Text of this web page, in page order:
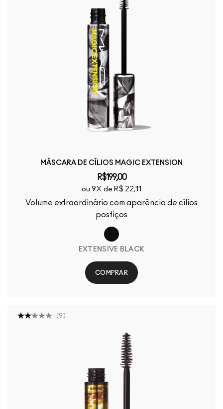
MÁSCARA DE CÍLIOS MAGIC EXTENSION
R$199,00
ou 9X de R$ 22,11
Volume extraordinário com aparência de cílios
postiços
EXTENSIVE BLACK
COMPRAR
( 9 )